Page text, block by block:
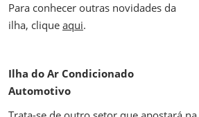
Para conhecer outras novidades da
ilha, clique aqui.
Ilha do Ar Condicionado
Automotivo